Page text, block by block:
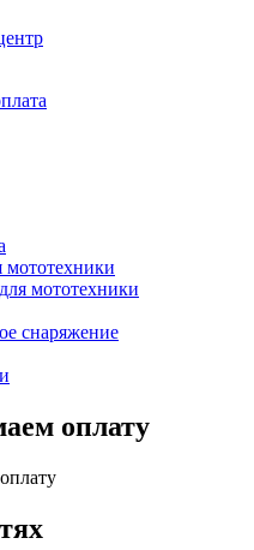
мототехники
мототехники
снаряжение
оплату